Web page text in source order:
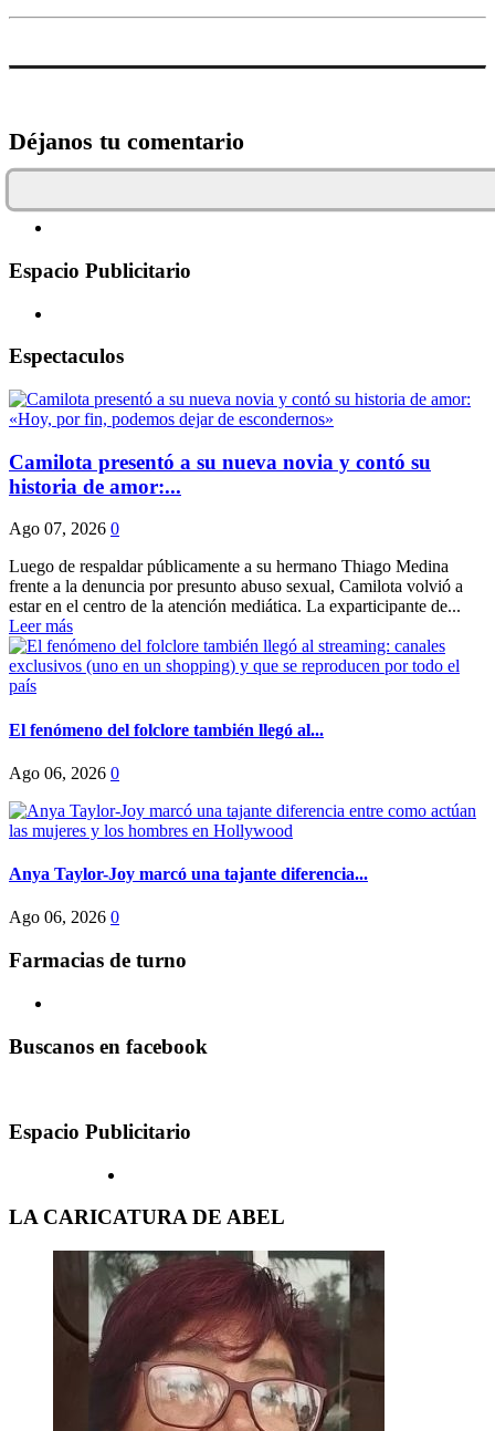
Déjanos tu comentario
Espacio Publicitario
Espectaculos
Camilota presentó a su nueva novia y contó su
historia de amor:...
Ago 07, 2026 0
Luego de respaldar públicamente a su hermano Thiago Medina
frente a la denuncia por presunto abuso sexual, Camilota volvió a
estar en el centro de la atención mediática. La exparticipante de...
Leer más
El fenómeno del folclore también llegó al...
Ago 06, 2026 0
Anya Taylor-Joy marcó una tajante diferencia...
Ago 06, 2026 0
Farmacias de turno
Buscanos en facebook
Espacio Publicitario
LA CARICATURA DE ABEL